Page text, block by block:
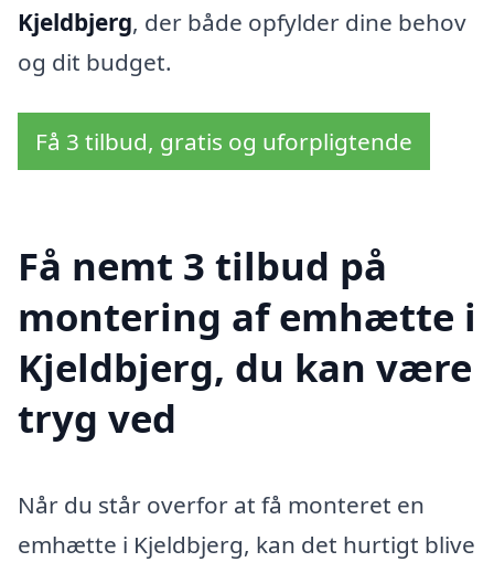
Kjeldbjerg, der både opfylder dine behov
og dit budget.
Få 3 tilbud, gratis og uforpligtende
Få nemt 3 tilbud på
montering af emhætte i
Kjeldbjerg, du kan være
tryg ved
Når du står overfor at få monteret en
emhætte i Kjeldbjerg, kan det hurtigt blive